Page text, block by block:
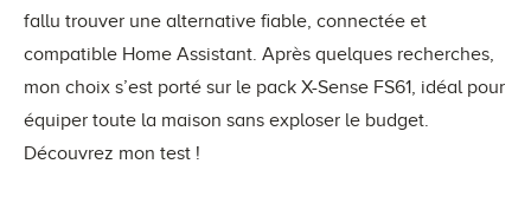
fallu trouver une alternative fiable, connectée et
compatible Home Assistant. Après quelques recherches,
mon choix s’est porté sur le pack X-Sense FS61, idéal pour
équiper toute la maison sans exploser le budget.
Découvrez mon test !